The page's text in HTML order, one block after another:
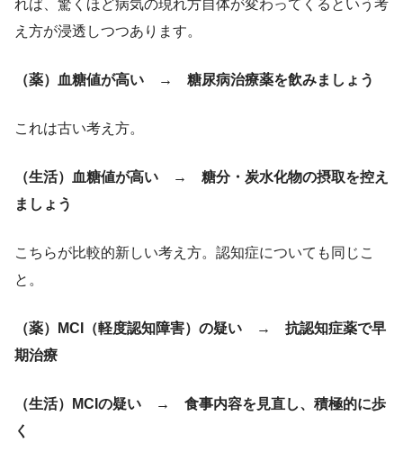
れば、驚くほど病気の現れ方自体が変わってくるという考
え方が浸透しつつあります。
（薬）血糖値が高い → 糖尿病治療薬を飲みましょう
これは古い考え方。
（生活）血糖値が高い → 糖分・炭水化物の摂取を控え
ましょう
こちらが比較的新しい考え方。認知症についても同じこ
と。
（薬）MCI（軽度認知障害）の疑い → 抗認知症薬で早
期治療
（生活）MCIの疑い → 食事内容を見直し、積極的に歩
く